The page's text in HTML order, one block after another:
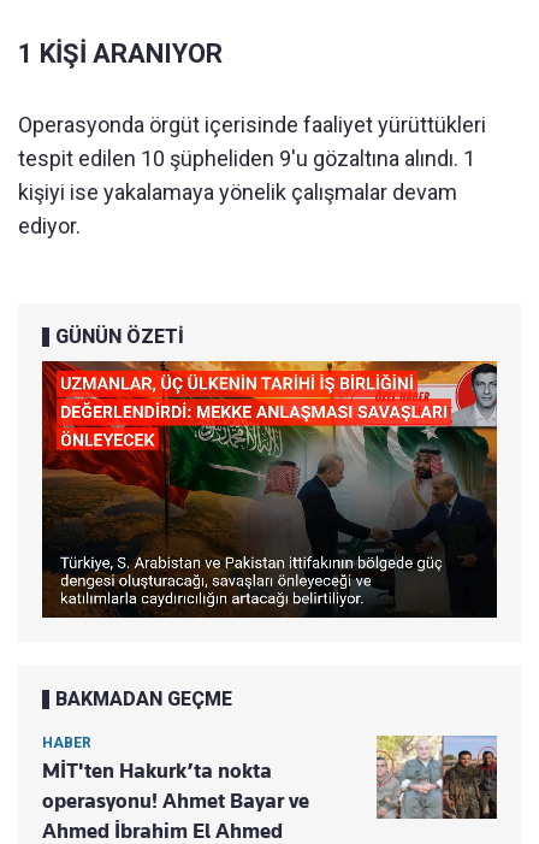
1 KİŞİ ARANIYOR
Operasyonda örgüt içerisinde faaliyet yürüttükleri
tespit edilen 10 şüpheliden 9'u gözaltına alındı. 1
kişiyi ise yakalamaya yönelik çalışmalar devam
ediyor.
GÜNÜN ÖZETİ
BAKMADAN GEÇME
HABER
MİT'ten Hakurk’ta nokta
operasyonu! Ahmet Bayar ve
Ahmed İbrahim El Ahmed